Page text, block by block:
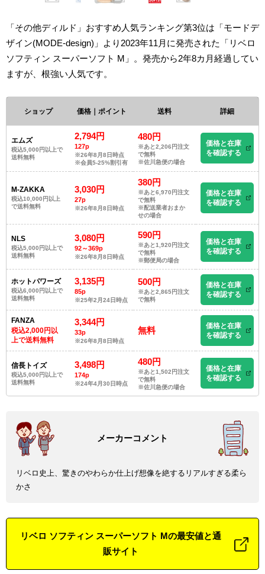
「その他ディルド」おすすめ人気ランキング第3位は「モードデ
ザイン(MODE-design)」より2023年11月に発売された「リベロ
ソフティン スーパーソフト M」。発売から2年8カ月経過してい
ますが、根強い人気です。
ショップ 価格｜ポイント 送料 詳細
エムズ
税込5,000円以上で
送料無料
2,794円
127p
※26年8月8日時点
※会員5-25%割引有
480円
※あと2,206円注文
で無料
※佐川急便の場合
価格と在庫
を確認する
M-ZAKKA
税込10,000円以上
で送料無料
3,030円
27p
※26年8月8日時点
380円
※あと6,970円注文
で無料
※配送業者おまか
せの場合
価格と在庫
を確認する
NLS
税込5,000円以上で
送料無料
3,080円
92～369p
※26年8月8日時点
590円
※あと1,920円注文
で無料
※郵便局の場合
価格と在庫
を確認する
ホットパワーズ
税込6,000円以上で
送料無料
3,135円
85p
※25年2月24日時点
500円
※あと2,865円注文
で無料
価格と在庫
を確認する
FANZA
税込2,000円以
上で送料無料
3,344円
33p
※26年8月8日時点
無料
価格と在庫
を確認する
信長トイズ
税込5,000円以上で
送料無料
3,498円
174p
※24年4月30日時点
480円
※あと1,502円注文
で無料
※佐川急便の場合
価格と在庫
を確認する
リベロ史上、驚きのやわらか仕上げ想像を絶するリアルすぎる柔ら
かさ
リベロ ソフティン スーパーソフト Mの最安値と通
販サイト